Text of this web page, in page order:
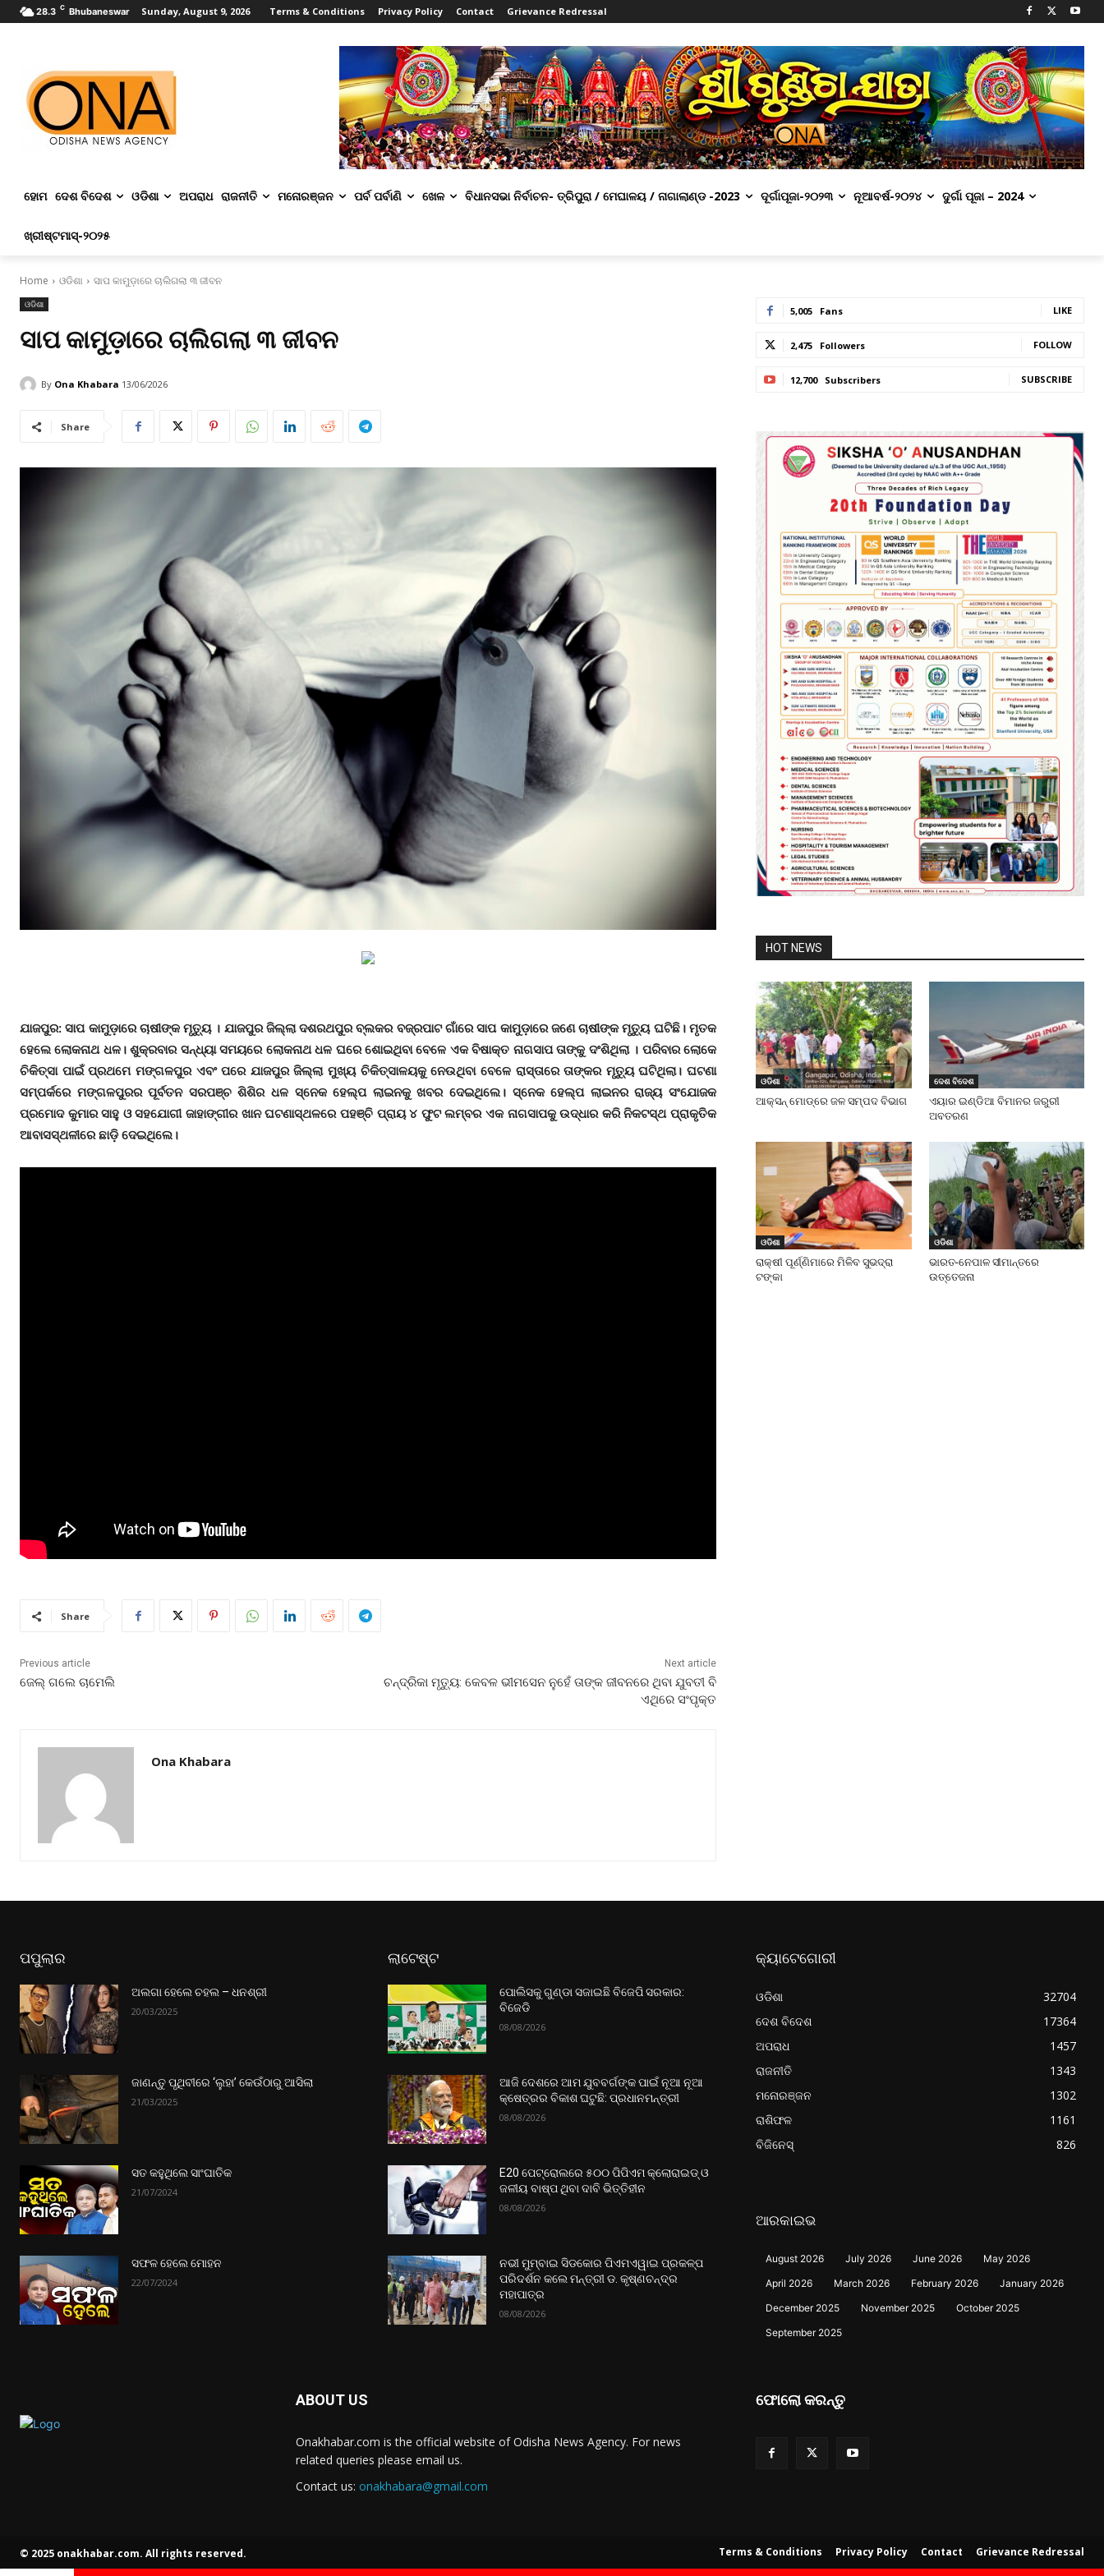
28.3 C Bhubaneswar Sunday, August 9, 2026 Terms & Conditions Privacy Policy Contact Grievance Redressal
ହୋମ ଦେଶ ବିଦେଶ ଓଡିଶା ଅପରାଧ ରାଜନୀତି ମନୋରଞ୍ଜନ ପର୍ବ ପର୍ବାଣି ଖେଳ ବିଧାନସଭା ନିର୍ବାଚନ- ତ୍ରିପୁରା / ମେଘାଳୟ / ନାଗାଲାଣ୍ଡ -2023 ଦୂର୍ଗାପୂଜା-୨୦୨୩ ନୂଆବର୍ଷ-୨୦୨୪ ଦୁର୍ଗା ପୂଜା – 2024
ଖ୍ରୀଷ୍ଟମାସ୍‌-୨୦୨୫
Home ଓଡିଶା ସାପ କାମୁଡ଼ାରେ ଚାଲିଗଲା ୩ ଜୀବନ
ଓଡିଶା
ସାପ କାମୁଡ଼ାରେ ଚାଲିଗଲା ୩ ଜୀବନ
By Ona Khabara 13/06/2026
Share
ଯାଜପୁର: ସାପ କାମୁଡ଼ାରେ ଚାଷୀଙ୍କ ମୃତ୍ୟୁ । ଯାଜପୁର ଜିଲ୍ଲା ଦଶରଥପୁର ବ୍ଲକର ବଜ୍ରପାଟ ଗାଁରେ ସାପ କାମୁଡ଼ାରେ ଜଣେ ଚାଷୀଙ୍କ ମୃତ୍ୟୁ ଘଟିଛି। ମୃତକ
ହେଲେ ଲୋକନାଥ ଧଳ। ଶୁକ୍ରବାର ସନ୍ଧ୍ୟା ସମୟରେ ଲୋକନାଥ ଧଳ ଘରେ ଶୋଇଥିବା ବେଳେ ଏକ ବିଷାକ୍ତ ନାଗସାପ ତାଙ୍କୁ ଦଂଶିଥିଲା । ପରିବାର ଲୋକେ
ଚିକିତ୍ସା ପାଇଁ ପ୍ରଥମେ ମଙ୍ଗଳପୁର ଏବଂ ପରେ ଯାଜପୁର ଜିଲ୍ଲା ମୁଖ୍ୟ ଚିକିତ୍ସାଳୟକୁ ନେଉଥିବା ବେଳେ ରାସ୍ତାରେ ତାଙ୍କର ମୃତ୍ୟୁ ଘଟିଥିଲା। ଘଟଣା
ସମ୍ପର୍କରେ ମଙ୍ଗଳପୁରର ପୂର୍ବତନ ସରପଞ୍ଚ ଶିଶିର ଧଳ ସ୍ନେକ ହେଲ୍ପ ଲାଇନକୁ ଖବର ଦେଇଥିଲେ। ସ୍ନେକ ହେଲ୍ପ ଲାଇନର ରାଜ୍ୟ ସଂଯୋଜକ
ପ୍ରମୋଦ କୁମାର ସାହୁ ଓ ସହଯୋଗୀ ଜାହାଙ୍ଗୀର ଖାନ ଘଟଣାସ୍ଥଳରେ ପହଞ୍ଚି ପ୍ରାୟ ୪ ଫୁଟ ଲମ୍ବର ଏକ ନାଗସାପକୁ ଉଦ୍ଧାର କରି ନିକଟସ୍ଥ ପ୍ରାକୃତିକ
ଆବାସସ୍ଥଳୀରେ ଛାଡ଼ି ଦେଇଥିଲେ।
Share
Previous article
ଜେଲ୍ ଗଲେ ଚାମେଲି
Next article
ଚନ୍ଦ୍ରିକା ମୃତ୍ୟୁ: କେବଳ ଭୀମସେନ ନୁହେଁ ତାଙ୍କ ଜୀବନରେ ଥିବା ଯୁବତୀ ବି
ଏଥିରେ ସଂପୃକ୍ତ
Ona Khabara
5,005 Fans LIKE
2,475 Followers FOLLOW
12,700 Subscribers SUBSCRIBE
HOT NEWS
ଓଡିଶା
ଆକ୍ସନ୍ ମୋଡ୍‌ରେ ଜଳ ସମ୍ପଦ ବିଭାଗ
ଦେଶ ବିଦେଶ
ଏୟାର ଇଣ୍ଡିଆ ବିମାନର ଜରୁରୀ
ଅବତରଣ
ଓଡିଶା
ରାକ୍ଷୀ ପୂର୍ଣ୍ଣିମାରେ ମିଳିବ ସୁଭଦ୍ରା
ଟଙ୍କା
ଓଡିଶା
ଭାରତ-ନେପାଳ ସୀମାନ୍ତରେ
ଉତ୍ତେଜନା
ପପୁଲାର
ଅଲଗା ହେଲେ ଚହଲ – ଧନଶ୍ରୀ
20/03/2025
ଜାଣନ୍ତୁ ପୃଥିବୀରେ ‘ଲୁହା’ କେଉଁଠାରୁ ଆସିଲା
21/03/2025
ସତ କହୁଥିଲେ ସାଂଘାତିକ
21/07/2024
ସଫଳ ହେଲେ ମୋହନ
22/07/2024
ଲାଟେଷ୍ଟ
ପୋଲିସକୁ ଗୁଣ୍ଡା ସଜାଇଛି ବିଜେପି ସରକାର:
ବିଜେଡି
08/08/2026
ଆଜି ଦେଶରେ ଆମ ଯୁବବର୍ଗଙ୍କ ପାଇଁ ନୂଆ ନୂଆ
କ୍ଷେତ୍ରର ବିକାଶ ଘଟୁଛି: ପ୍ରଧାନମନ୍ତ୍ରୀ
08/08/2026
E20 ପେଟ୍ରୋଲରେ ୫୦୦ ପିପିଏମ କ୍ଲୋରାଇଡ୍ ଓ
ଜଳୀୟ ବାଷ୍ପ ଥିବା ଦାବି ଭିତ୍ତିହୀନ
08/08/2026
ନଭୀ ମୁମ୍ବାଇ ସିଡକୋର ପିଏମଏୱାଇ ପ୍ରକଳ୍ପ
ପରିଦର୍ଶନ କଲେ ମନ୍ତ୍ରୀ ଡ. କୃଷ୍ଣଚନ୍ଦ୍ର
ମହାପାତ୍ର
08/08/2026
କ୍ୟାଟେଗୋରୀ
ଓଡିଶା
32704
ଦେଶ ବିଦେଶ
17364
ଅପରାଧ
1457
ରାଜନୀତି
1343
ମନୋରଞ୍ଜନ
1302
ରାଶିଫଳ
1161
ବିଜିନେସ୍
826
ଆରକାଇଭ
August 2026 July 2026 June 2026
May 2026
April 2026
March 2026 February 2026
January 2026
December 2025
November 2025
October 2025
September 2025
ABOUT US
Onakhabar.com is the official website of Odisha News Agency. For news
related queries please email us.
Contact us: onakhabara@gmail.com
ଫୋଲୋ କରନ୍ତୁ
© 2025 onakhabar.com. All rights reserved. Terms & Conditions Privacy Policy Contact Grievance Redressal